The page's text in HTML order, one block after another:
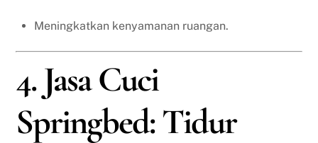
Meningkatkan kenyamanan ruangan.
4. Jasa Cuci
Springbed: Tidur